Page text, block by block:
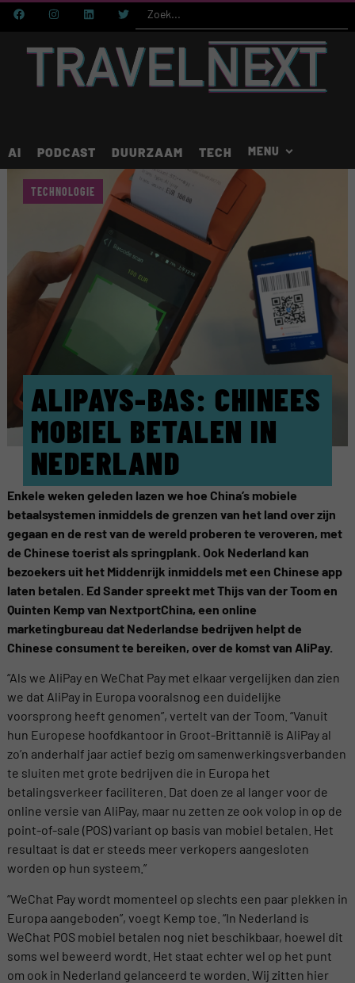
AI PODCAST DUURZAAM TECH
ALIPAYS-BAS: CHINEES
MOBIEL BETALEN IN
NEDERLAND
TECHNOLOGIE
Enkele weken geleden lazen we hoe China’s mobiele
betaalsystemen inmiddels de grenzen van het land over zijn
gegaan en de rest van de wereld proberen te veroveren, met
de Chinese toerist als springplank. Ook Nederland kan
bezoekers uit het Middenrijk inmiddels met een Chinese app
laten betalen. Ed Sander spreekt met Thijs van der Toom en
Quinten Kemp van NextportChina, een online
marketingbureau dat Nederlandse bedrijven helpt de
Chinese consument te bereiken, over de komst van AliPay.
“Als we AliPay en WeChat Pay met elkaar vergelijken dan zien
we dat AliPay in Europa vooralsnog een duidelijke
voorsprong heeft genomen”, vertelt van der Toom. “Vanuit
hun Europese hoofdkantoor in Groot-Brittannië is AliPay al
zo’n anderhalf jaar actief bezig om samenwerkingsverbanden
te sluiten met grote bedrijven die in Europa het
betalingsverkeer faciliteren. Dat doen ze al langer voor de
online versie van AliPay, maar nu zetten ze ook volop in op de
point-of-sale (POS) variant op basis van mobiel betalen. Het
resultaat is dat er steeds meer verkopers aangesloten
worden op hun systeem.”
“WeChat Pay wordt momenteel op slechts een paar plekken in
Europa aangeboden”, voegt Kemp toe. “In Nederland is
WeChat POS mobiel betalen nog niet beschikbaar, hoewel dit
soms wel beweerd wordt. Het staat echter wel op het punt
om ook in Nederland gelanceerd te worden. Wij zitten hier